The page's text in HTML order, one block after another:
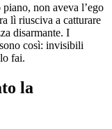
non aveva l’ego
lì riusciva a catturare
disarmante. I
così: invisibili
fai.
la